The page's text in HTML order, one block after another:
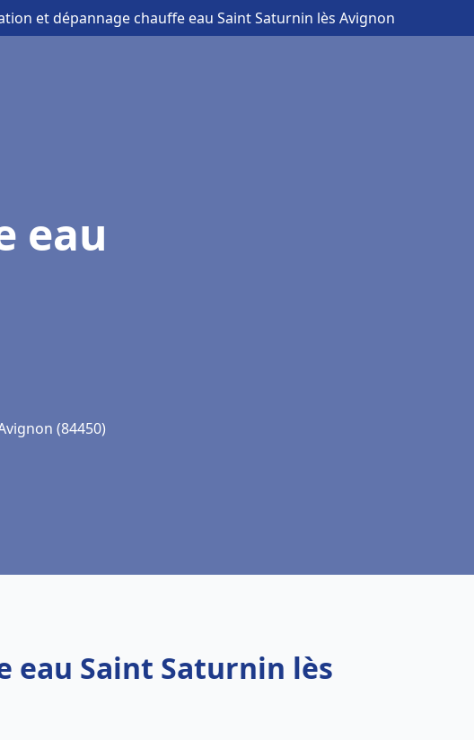
et dépannage chauffe eau Saint Saturnin lès Avignon
eau
(84450)
eau Saint Saturnin lès